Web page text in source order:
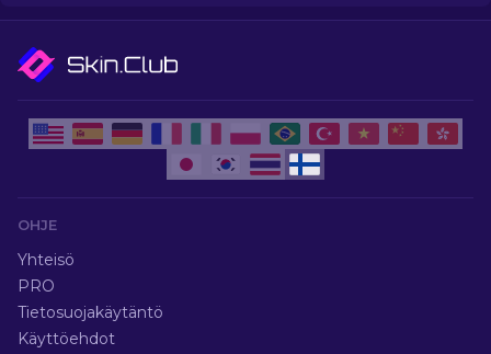
OHJE
Yhteisö
PRO
Tietosuojakäytäntö
Käyttöehdot